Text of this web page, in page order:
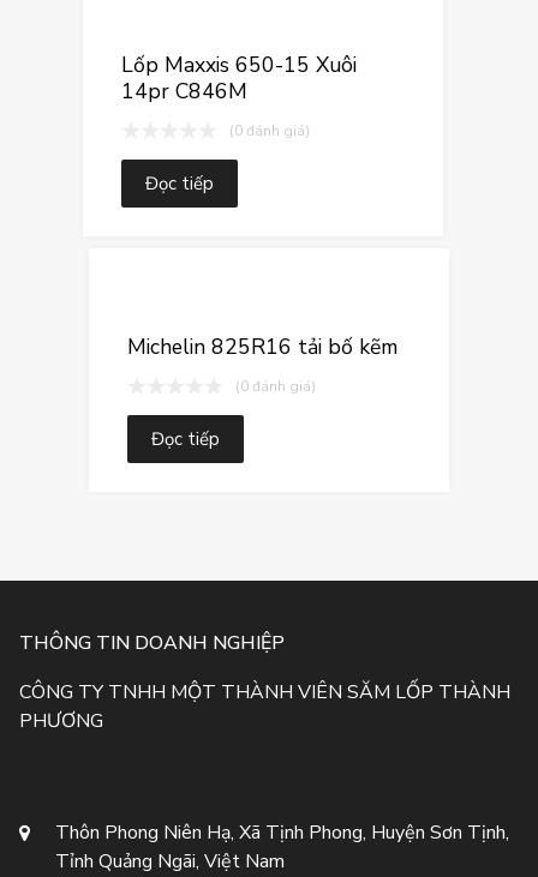
Lốp Maxxis 650-15 Xuôi
14pr C846M
(0 đánh giá)
Đọc tiếp
Michelin 825R16 tải bố kẽm
(0 đánh giá)
Đọc tiếp
THÔNG TIN DOANH NGHIỆP
CÔNG TY TNHH MỘT THÀNH VIÊN SĂM LỐP THÀNH
PHƯƠNG
Thôn Phong Niên Hạ, Xã Tịnh Phong, Huyện Sơn Tịnh,
Tỉnh Quảng Ngãi, Việt Nam